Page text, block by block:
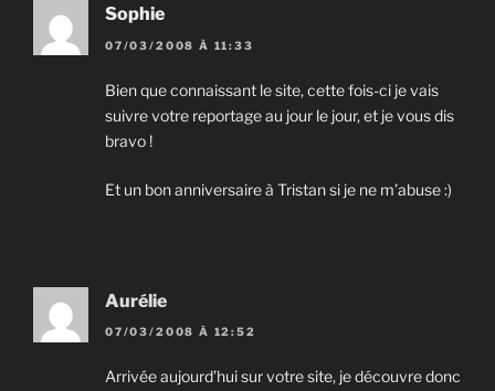
Sophie
07/03/2008 À 11:33
Bien que connaissant le site, cette fois-ci je vais
suivre votre reportage au jour le jour, et je vous dis
bravo !
Et un bon anniversaire à Tristan si je ne m’abuse :)
Aurélie
07/03/2008 À 12:52
Arrivée aujourd’hui sur votre site, je découvre donc